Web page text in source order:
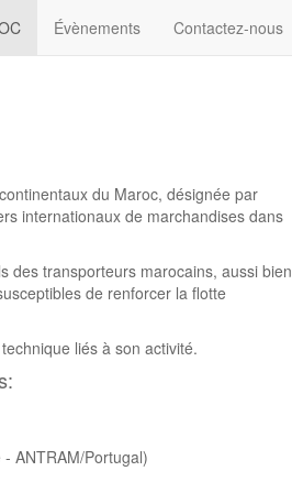
Évènements Contactez-nous
du Maroc, désignée par
internationaux de marchandises dans
des transporteurs marocains, aussi bien
de renforcer la flotte
liés à son activité.
ANTRAM/Portugal)